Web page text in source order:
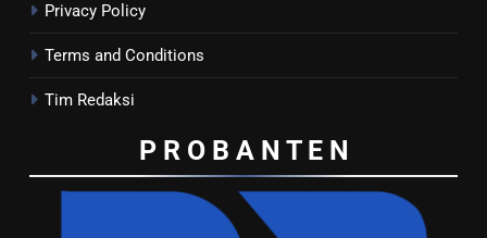
Privacy Policy
Terms and Conditions
Tim Redaksi
P R O B A N T E N